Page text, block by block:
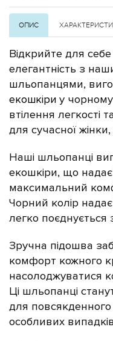
ОПИС
Відкрийте для
елегантність з
шльопанцями,
екошкіри у
втілення легкості
для сучасної
Наші шльопанці
екошкіри, що
максимальний
Чорний колір
легко
Зручна підошва
комфорт кожного
насолоджуватися
Ці шльопанці
для
особливих